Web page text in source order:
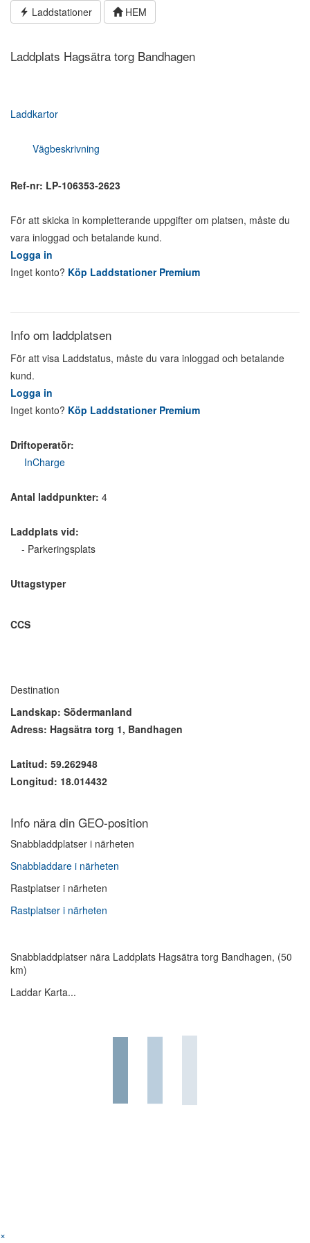
Hoppa Laddstationer HEM
Laddplats Hagsätra torg Bandhagen
Laddkartor
Vägbeskrivning
Ref-nr: LP-106353-2623
För att skicka in kompletterande uppgifter om platsen, måste du
vara inloggad och betalande kund.
Logga in
Inget konto? Köp Laddstationer Premium
Info om laddplatsen
För att visa Laddstatus, måste du vara inloggad och betalande
kund.
Logga in
Inget konto? Köp Laddstationer Premium
Driftoperatör:
InCharge
Antal laddpunkter: 4
Laddplats vid:
- Parkeringsplats
Uttagstyper
CCS
Destination
Landskap: Södermanland
Adress: Hagsätra torg 1, Bandhagen
Latitud: 59.262948
Longitud: 18.014432
Info nära din GEO-position
Snabbladdplatser i närheten
Snabbladdare i närheten
Rastplatser i närheten
Rastplatser i närheten
Snabbladdplatser nära Laddplats Hagsätra torg Bandhagen, (50
km)
Laddar Karta...
×